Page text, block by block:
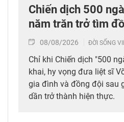
Chiến dịch 500
năm trăn trở tìm
08/08/2026 ĐỜI SỐNG
Chỉ khi Chiến dịch "500
khai, hy vọng đưa liệt sĩ
gia đình và đồng đội sau
dần trở thành hiện thực.